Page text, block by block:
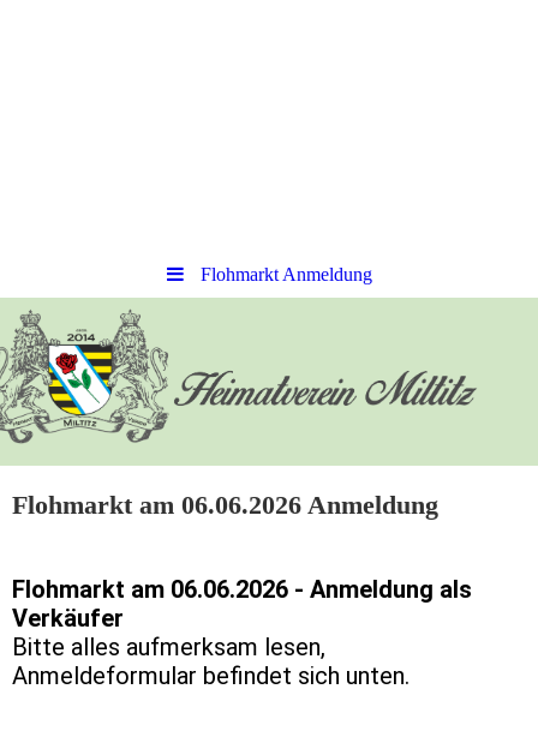
Flohmarkt Anmeldung
Flohmarkt am 06.06.2026 Anmeldung
Flohmarkt am 06.06.2026 - Anmeldung als
Verkäufer
Bitte alles aufmerksam lesen,
Anmeldeformular befindet sich unten.